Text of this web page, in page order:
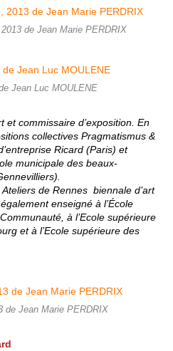
de Jean Marie PERDRIX
Jean Luc MOULENE
et commissaire d’exposition. En
collectives Pragmatismus &
Ricard (Paris) et
municipale des beaux-
de Rennes biennale d’art
enseigné à l’École
à l’Ecole supérieure
et à l’Ecole supérieure des
de Jean Marie PERDRIX